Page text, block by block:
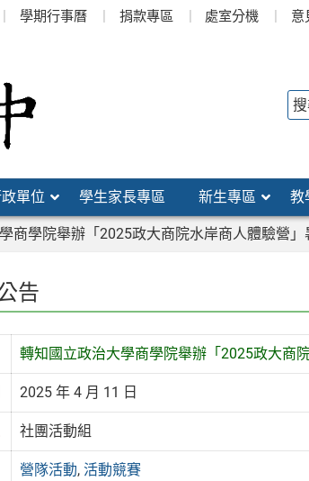
學期行事曆 捐款專區 處室分機 意
單位 學生家長專區 新生專區 教
商學院舉辦「2025政大商院水岸商人體驗營」
告
轉知國立政治大學商學院舉辦「2025政大商
2025 年 4 月 11 日
社團活動組
營隊活動,活動競賽